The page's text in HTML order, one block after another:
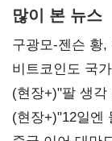
많이 본 뉴스
구광모-젠슨 황
비트코인도 국
숙제
(현장+)"팔 생
20억 키맞추기
(현장+)"12일엔